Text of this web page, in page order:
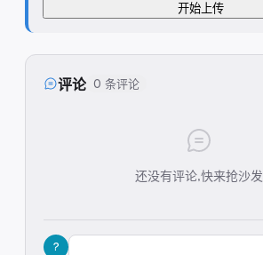
开始上传
评论 0 条评论
还没有评论,快来抢沙发
?